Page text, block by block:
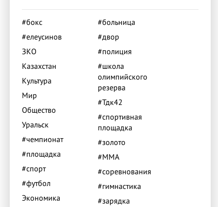
#бокс
#елеусинов
ЗКО
Казахстан
Культура
Мир
Общество
Уральск
#чемпионат
#площадка
#спорт
#футбол
Экономика
#больница
#двор
#полиция
#школа
олимпийского
резерва
#Тдк42
#спортивная
площадка
#золото
#ММА
#соревнования
#гимнастика
#зарядка